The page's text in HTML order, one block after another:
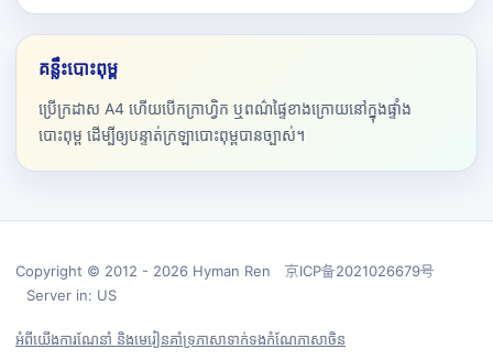
គន្លឹះបោះពុម្ព
ប្រើក្រដាស A4 ហើយបើកក្រាហ្វិក ឬពណ៌ផ្ទៃខាងក្រោយនៅក្នុងផ្ទាំង
បោះពុម្ព ដើម្បីឲ្យបន្ទាត់ក្រឡាបោះពុម្ពបានច្បាស់។
Copyright © 2012 - 2026 Hyman Ren 京ICP备2021026679号
Server in: US
អំពីយើងការណែនាំ និងមេរៀនគាំទ្រភាសាទាក់ទងកំណែភាសាចិន